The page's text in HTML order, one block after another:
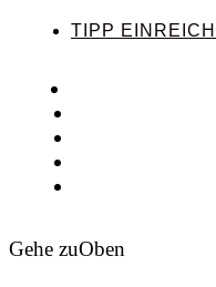
TIPP
Gehe zuOben